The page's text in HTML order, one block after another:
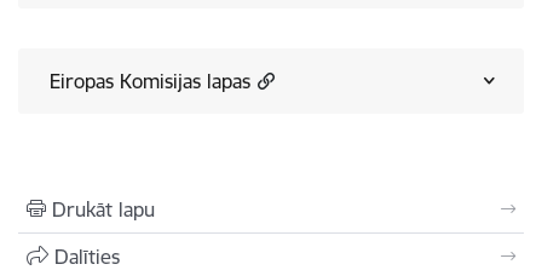
Eiropas Komisijas lapas
Drukāt lapu
Dalīties